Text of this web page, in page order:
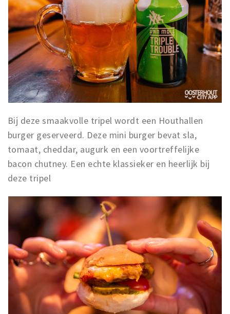
Bij deze smaakvolle tripel wordt een Houthallen
burger geserveerd. Deze mini burger bevat sla,
tomaat, cheddar, augurk en een voortreffelijke
bacon chutney. Een echte klassieker en heerlijk bij
deze tripel